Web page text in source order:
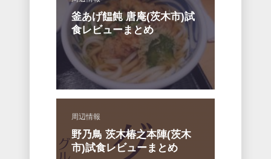
釜あげ饂飩 唐庵(茨木市)試
食レビューまとめ
周辺情報
野乃鳥 茨木椿之本陣(茨木
市)試食レビューまとめ